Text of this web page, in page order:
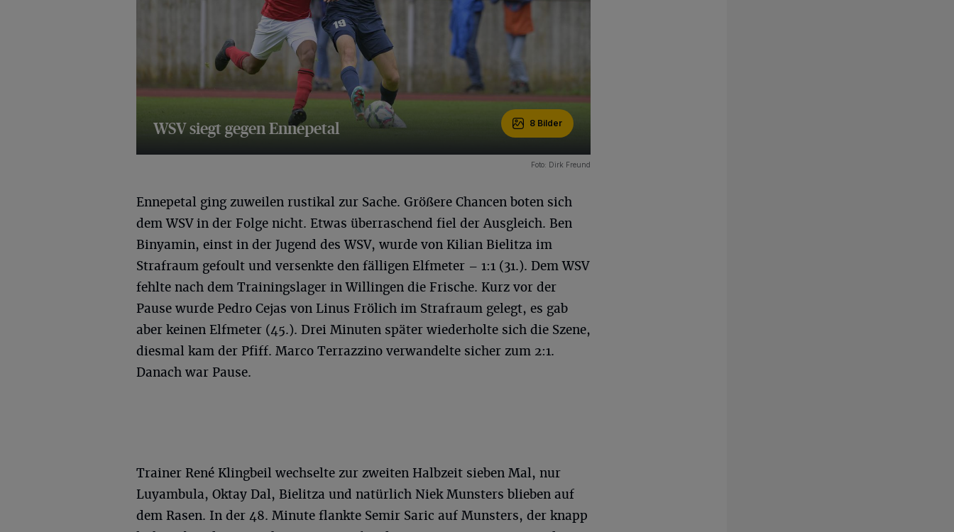
WSV siegt gegen Ennepetal 8 Bilder
Foto: Dirk Freund
Ennepetal ging zuweilen rustikal zur Sache. Größere Chancen boten sich
dem WSV in der Folge nicht. Etwas überraschend fiel der Ausgleich. Ben
Binyamin, einst in der Jugend des WSV, wurde von Kilian Bielitza im
Strafraum gefoult und versenkte den fälligen Elfmeter – 1:1 (31.). Dem WSV
fehlte nach dem Trainingslager in Willingen die Frische. Kurz vor der
Pause wurde Pedro Cejas von Linus Frölich im Strafraum gelegt, es gab
aber keinen Elfmeter (45.). Drei Minuten später wiederholte sich die Szene,
diesmal kam der Pfiff. Marco Terrazzino verwandelte sicher zum 2:1.
Danach war Pause.
Trainer René Klingbeil wechselte zur zweiten Halbzeit sieben Mal, nur
Luyambula, Oktay Dal, Bielitza und natürlich Niek Munsters blieben auf
dem Rasen. In der 48. Minute flankte Semir Saric auf Munsters, der knapp